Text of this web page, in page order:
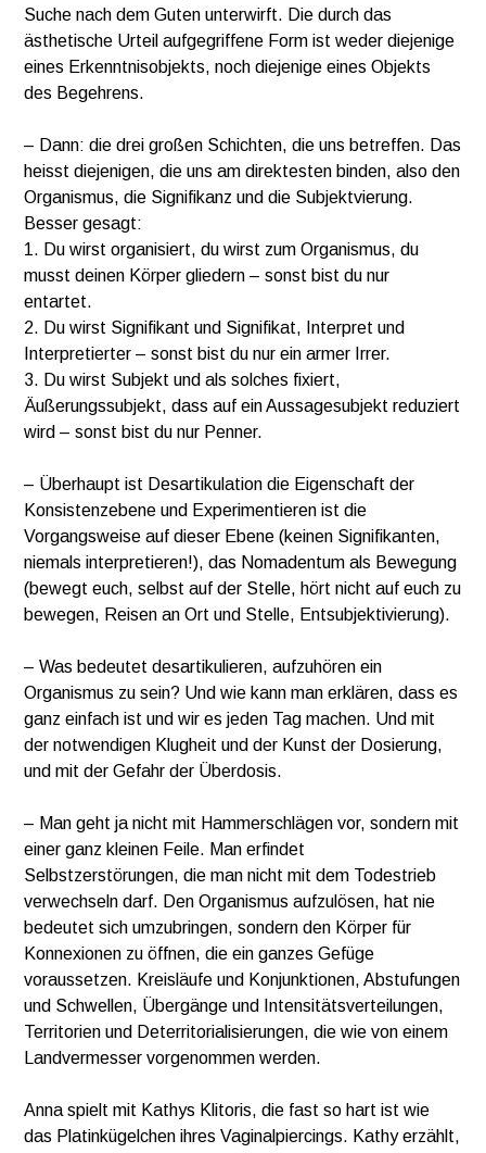
Suche nach dem Guten unterwirft. Die durch das
ästhetische Urteil aufgegriffene Form ist weder diejenige
eines Erkenntnisobjekts, noch diejenige eines Objekts
des Begehrens.
– Dann: die drei großen Schichten, die uns betreffen. Das
heisst diejenigen, die uns am direktesten binden, also den
Organismus, die Signifikanz und die Subjektvierung.
Besser gesagt:
1. Du wirst organisiert, du wirst zum Organismus, du
musst deinen Körper gliedern – sonst bist du nur
entartet.
2. Du wirst Signifikant und Signifikat, Interpret und
Interpretierter – sonst bist du nur ein armer Irrer.
3. Du wirst Subjekt und als solches fixiert,
Äußerungssubjekt, dass auf ein Aussagesubjekt reduziert
wird – sonst bist du nur Penner.
– Überhaupt ist Desartikulation die Eigenschaft der
Konsistenzebene und Experimentieren ist die
Vorgangsweise auf dieser Ebene (keinen Signifikanten,
niemals interpretieren!), das Nomadentum als Bewegung
(bewegt euch, selbst auf der Stelle, hört nicht auf euch zu
bewegen, Reisen an Ort und Stelle, Entsubjektivierung).
– Was bedeutet desartikulieren, aufzuhören ein
Organismus zu sein? Und wie kann man erklären, dass es
ganz einfach ist und wir es jeden Tag machen. Und mit
der notwendigen Klugheit und der Kunst der Dosierung,
und mit der Gefahr der Überdosis.
– Man geht ja nicht mit Hammerschlägen vor, sondern mit
einer ganz kleinen Feile. Man erfindet
Selbstzerstörungen, die man nicht mit dem Todestrieb
verwechseln darf. Den Organismus aufzulösen, hat nie
bedeutet sich umzubringen, sondern den Körper für
Konnexionen zu öffnen, die ein ganzes Gefüge
voraussetzen. Kreisläufe und Konjunktionen, Abstufungen
und Schwellen, Übergänge und Intensitätsverteilungen,
Territorien und Deterritorialisierungen, die wie von einem
Landvermesser vorgenommen werden.
Anna spielt mit Kathys Klitoris, die fast so hart ist wie
das Platinkügelchen ihres Vaginalpiercings. Kathy erzählt,